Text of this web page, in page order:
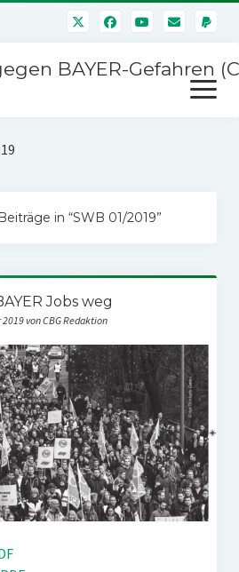
BAYER-Gefahren
Menü
öffnen
in “SWB 01/2019”
Jobs weg
von CBG Redaktion